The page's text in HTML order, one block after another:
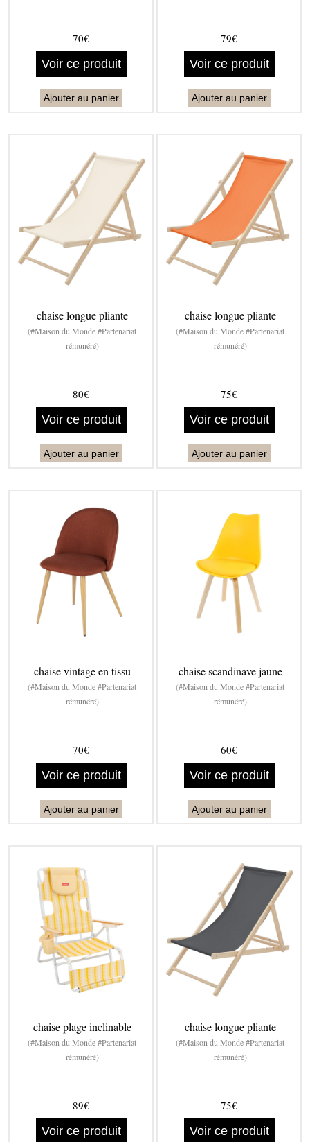
70€
Voir ce produit
Ajouter au panier
79€
Voir ce produit
Ajouter au panier
chaise longue pliante
(#Maison du Monde #Partenariat
rémunéré)
80€
Voir ce produit
Ajouter au panier
chaise longue pliante
(#Maison du Monde #Partenariat
rémunéré)
75€
Voir ce produit
Ajouter au panier
chaise vintage en tissu
(#Maison du Monde #Partenariat
rémunéré)
70€
Voir ce produit
Ajouter au panier
chaise scandinave jaune
(#Maison du Monde #Partenariat
rémunéré)
60€
Voir ce produit
Ajouter au panier
chaise plage inclinable
(#Maison du Monde #Partenariat
rémunéré)
89€
Voir ce produit
chaise longue pliante
(#Maison du Monde #Partenariat
rémunéré)
75€
Voir ce produit